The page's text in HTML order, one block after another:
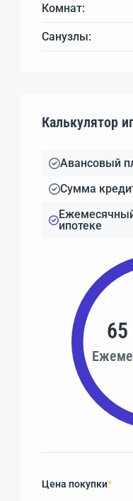
Комнат:
Санузлы:
Калькулятор
Авансовый
Сумма
ипотеке
Цена покупки*